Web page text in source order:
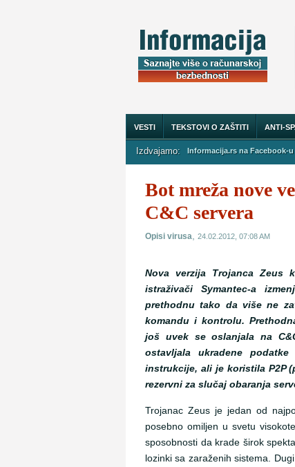
VESTI TEKSTOVI O ZAŠTITI ANTI-
O NAMA
Izdvajamo: Informacija.rs na Facebook-u
Bot mreža nove
C&C servera
Opisi virusa, 24.02.2012, 07:08 AM
Nova verzija Trojanca Zeus
istraživači Symantec-a
prethodnu tako da više ne
komandu i kontrolu.
još uvek se oslanjala na
ostavljala ukradene
instrukcije, ali je koristila P2P
rezervni za slučaj obaranja
Trojanac Zeus je jedan od
posebno omiljen u svetu
sposobnosti da krade širok
lozinki sa zaraženih sistema.